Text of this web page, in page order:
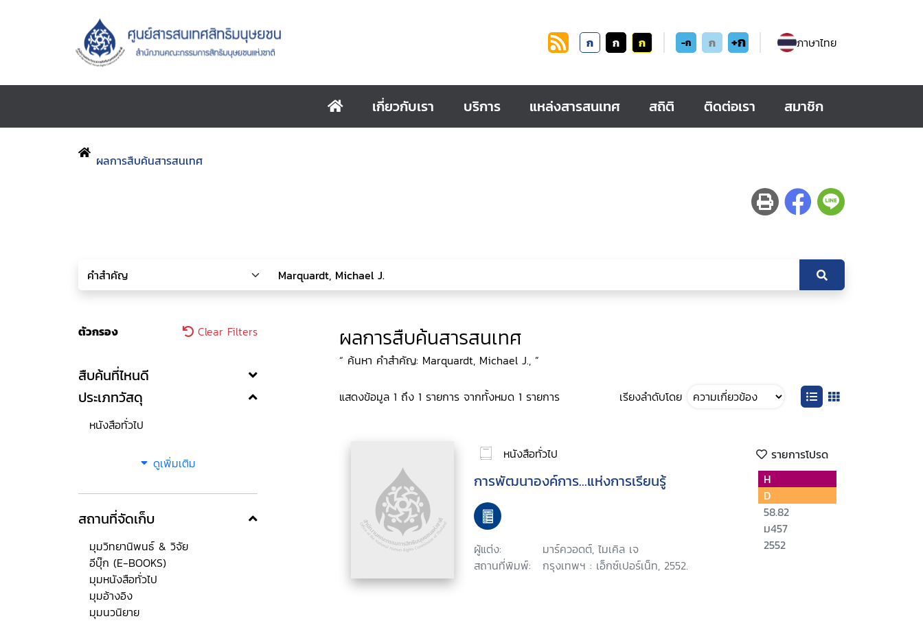
ก ก ก -ก ก +ก ภาษาไทย
เกี่ยวกับเรา บริการ แหล่งสารสนเทศ สถิติ ติดต่อเรา สมาชิก
ผลการสืบค้นสารสนเทศ
ตัวกรอง Clear Filters
สืบค้นที่ไหนดี
ประเภทวัสดุ
หนังสือทั่วไป
ดูเพิ่มเติม
สถานที่จัดเก็บ
มุมวิทยานิพนธ์ & วิจัย
อีบุ๊ก (E-BOOKS)
มุมหนังสือทั่วไป
มุมอ้างอิง
มุมนวนิยาย
ผลการสืบค้นสารสนเทศ
“ ค้นหา คำสำคัญ: Marquardt, Michael J., ”
แสดงข้อมูล 1 ถึง 1 รายการ จากทั้งหมด 1 รายการ เรียงลำดับโดย
หนังสือทั่วไป รายการโปรด
การพัฒนาองค์การ...แห่งการเรียนรู้
ผู้แต่ง:
มาร์ควอดต์, ไมเคิล เจ
สถานที่พิมพ์:
กรุงเทพฯ : เอ็กซ์เปอร์เน็ท, 2552.
H
D
58.82
ม457
2552